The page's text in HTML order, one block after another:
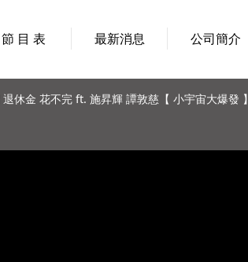
節 目 表 最新消息 公司簡介
休金 花不完 ft. 施昇輝 譚敦慈【 小宇宙大爆發 】